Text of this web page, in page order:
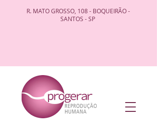
R. MATO GROSSO, 108 - BOQUEIRÃO -
SANTOS - SP